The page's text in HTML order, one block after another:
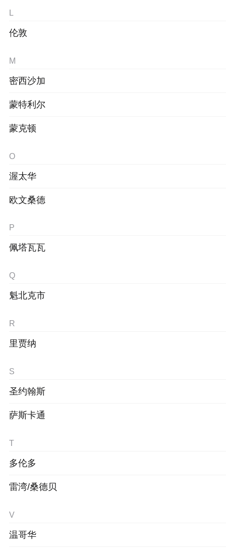
L
伦敦
M
密西沙加
蒙特利尔
蒙克顿
O
渥太华
欧文桑德
P
佩塔瓦瓦
Q
魁北克市
R
里贾纳
S
圣约翰斯
萨斯卡通
T
多伦多
雷湾/桑德贝
V
温哥华